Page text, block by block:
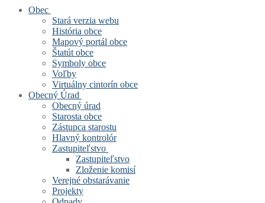
Obec
Stará verzia webu
História obce
Mapový portál obce
Štatút obce
Symboly obce
Voľby
Virtuálny cintorín obce
Obecný Úrad
Obecný úrad
Starosta obce
Zástupca starostu
Hlavný kontrolór
Zastupiteľstvo
Zastupiteľstvo
Zloženie komisí
Verejné obstarávanie
Projekty